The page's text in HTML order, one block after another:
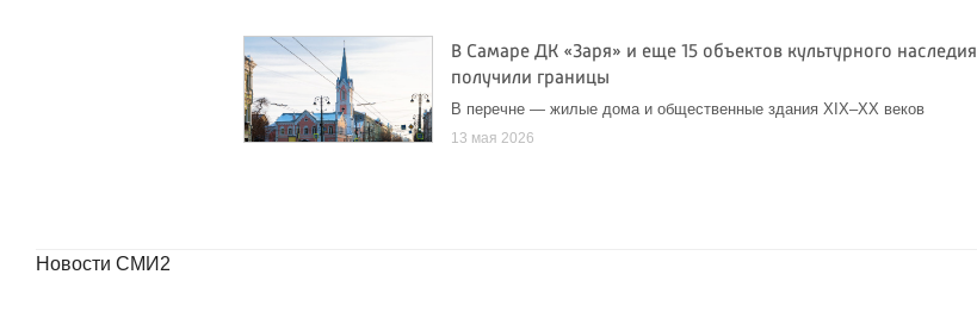
В Самаре ДК «Заря» и еще 15 объектов культурного наследия
получили границы
В перечне — жилые дома и общественные здания XIX–XX веков
13 мая 2026
Новости СМИ2